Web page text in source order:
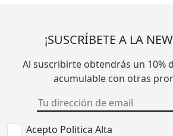
¡SUSCRÍBETE A LA
Al suscribirte obtendrás un 10%
acumulable con otras
Acepto Politica Alta